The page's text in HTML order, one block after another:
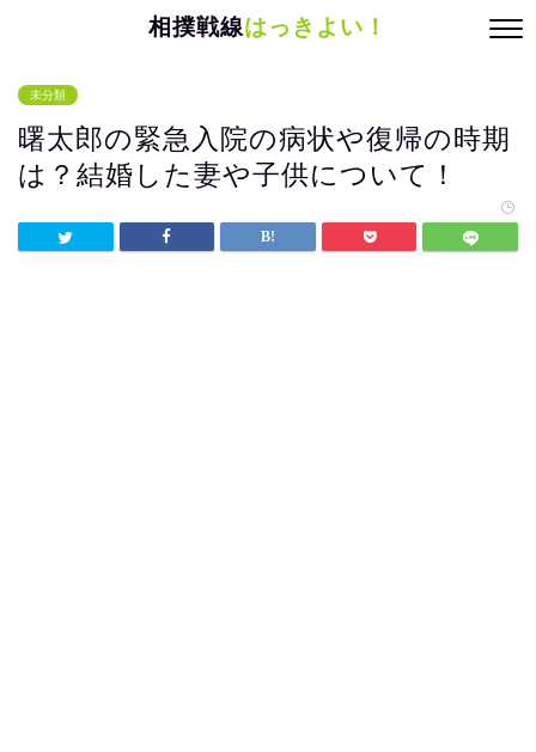
相撲戦線はっきよい！
未分類
曙太郎の緊急入院の病状や復帰の時期
は？結婚した妻や子供について！